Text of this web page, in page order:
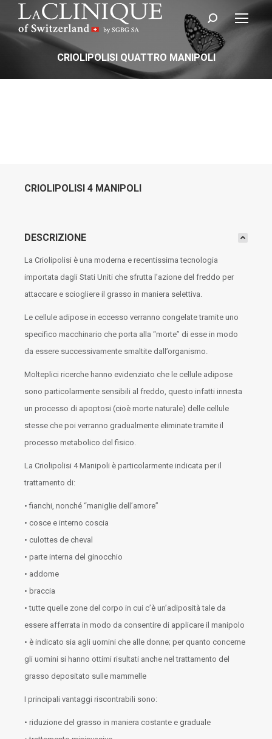
Cerca:
CRIOLIPOLISI QUATTRO MANIPOLI
CRIOLIPOLISI 4 MANIPOLI
DESCRIZIONE
La Criolipolisi è una moderna e recentissima tecnologia
importata dagli Stati Uniti che sfrutta l’azione del freddo per
attaccare e sciogliere il grasso in maniera selettiva.
Le cellule adipose in eccesso verranno congelate tramite uno
specifico macchinario che porta alla “morte” di esse in modo
da essere successivamente smaltite dall’organismo.
Molteplici ricerche hanno evidenziato che le cellule adipose
sono particolarmente sensibili al freddo, questo infatti innesta
un processo di apoptosi (cioè morte naturale) delle cellule
stesse che poi verranno gradualmente eliminate tramite il
processo metabolico del fisico.
La Criolipolisi 4 Manipoli è particolarmente indicata per il
trattamento di:
• fianchi, nonché “maniglie dell’amore”
• cosce e interno coscia
• culottes de cheval
• parte interna del ginocchio
• addome
• braccia
• tutte quelle zone del corpo in cui c’è un’adiposità tale da
essere afferrata in modo da consentire di applicare il manipolo
• è indicato sia agli uomini che alle donne; per quanto concerne
gli uomini si hanno ottimi risultati anche nel trattamento del
grasso depositato sulle mammelle
I principali vantaggi riscontrabili sono:
• riduzione del grasso in maniera costante e graduale